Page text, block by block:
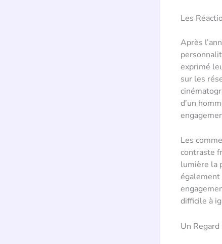
Les
Après
exprimé
sur les
d’un
Les
contraste
lumière la
également
difficile à
Un